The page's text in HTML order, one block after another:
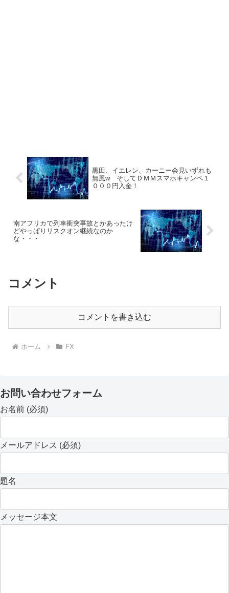
黒田、イエレン、カーニー会見いずれも
無風w そしてＤＭＭスマホキャンペ１
０００円入金！
南アフリカで列車衝突事故とかあったけ
どやっぱりリスクオン継続なのか
な・・・
コメント
コメントを書き込む
ホーム FX
お問い合わせフォーム
お名前 (必須)
メールアドレス (必須)
題名
メッセージ本文